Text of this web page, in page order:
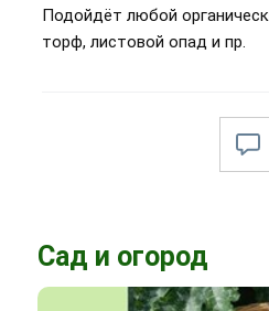
Подойдёт любой
торф, листовой опад и пр.
Сад и огород